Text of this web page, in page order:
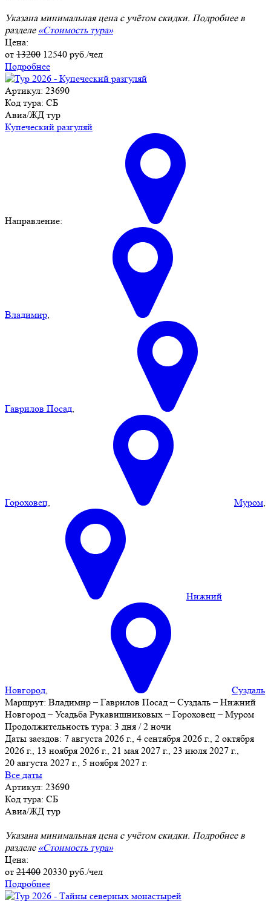
Указана минимальная цена с учётом скидки. Подробнее в
разделе «Стоимость тура»
Цена:
от 13200 12540 руб./чел
Подробнее
Артикул: 23690
Код тура: СБ
Авиа/ЖД тур
Купеческий разгуляй
Направление:
Владимир,
Гаврилов Посад,
Гороховец, Муром,
Нижний
Новгород,
Суздаль
Маршрут: Владимир – Гаврилов Посад – Суздаль – Нижний
Новгород – Усадьба Рукавишниковых – Гороховец – Муром
Продолжительность тура: 3 дня / 2 ночи
Даты заездов: 7 августа 2026 г., 4 сентября 2026 г., 2 октября
2026 г., 13 ноября 2026 г., 21 мая 2027 г., 23 июля 2027 г.,
20 августа 2027 г., 5 ноября 2027 г.
Все даты
Артикул: 23690
Код тура: СБ
Авиа/ЖД тур
Указана минимальная цена с учётом скидки. Подробнее в
разделе «Стоимость тура»
Цена:
от 21400 20330 руб./чел
Подробнее